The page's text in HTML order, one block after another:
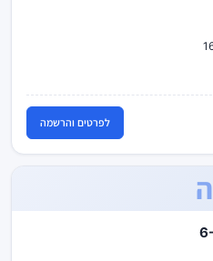
לפרטים והרשמה
ה